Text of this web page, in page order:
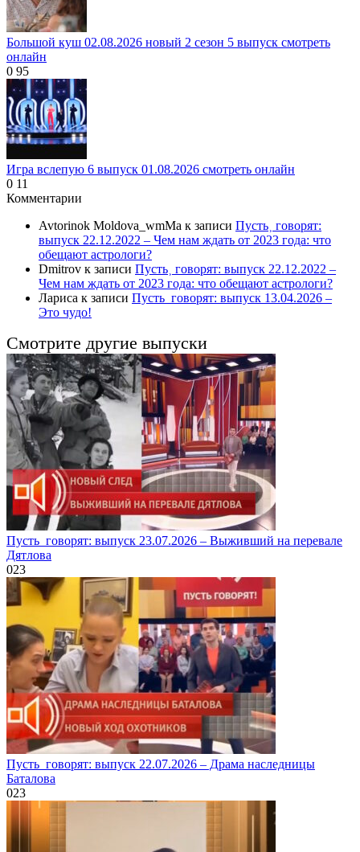
Большой куш 02.08.2026 новый 2 сезон 5 выпуск смотреть
онлайн
0 95
Игра вслепую 6 выпуск 01.08.2026 смотреть онлайн
0 11
Комментарии
Avtorinok Moldova_wmMa к записи Пусть˲ говорят:
выпуск 22.12.2022 – Чем нам ждать от 2023 года: что
обещают астрологи?
Dmitrov к записи Пусть˲ говорят: выпуск 22.12.2022 –
Чем нам ждать от 2023 года: что обещают астрологи?
Лариса к записи Пусть_говорят: выпуск 13.04.2026 –
Это чудо!
Смотрите другие выпуски
Пусть_говорят: выпуск 23.07.2026 – Выживший на перевале
Дятлова
023
Пусть_говорят: выпуск 22.07.2026 – Драма наследницы
Баталова
023